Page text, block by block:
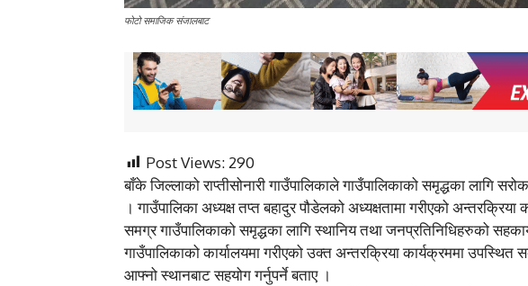
फोटो समाजिक संजालबाट
Post Views: 290
बाँके जिल्लाको राप्तीसोनारी गाउँपालिकाले गाउँपालिकाको समृद्धका लागि
। गाउँपालिका अध्यक्ष तप्त बहादुर पौडेलको अध्यक्षतामा गरीएको
समग्र गाउँपालिकाको समृद्धका लागि स्थानिय तथा जनप्रतिनिधिहरुको
गाउँपालिकाको कार्यालयमा गरीएको उक्त अन्तरक्रिया कार्यक्रममा उपस्थित
आफ्नो स्थानबाट सहयोग गर्नुपर्ने बताए ।